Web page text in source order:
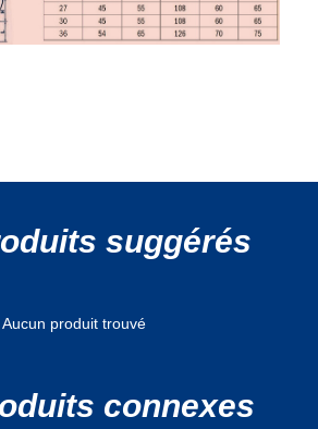
suggérés
Aucun produit trouvé
connexes